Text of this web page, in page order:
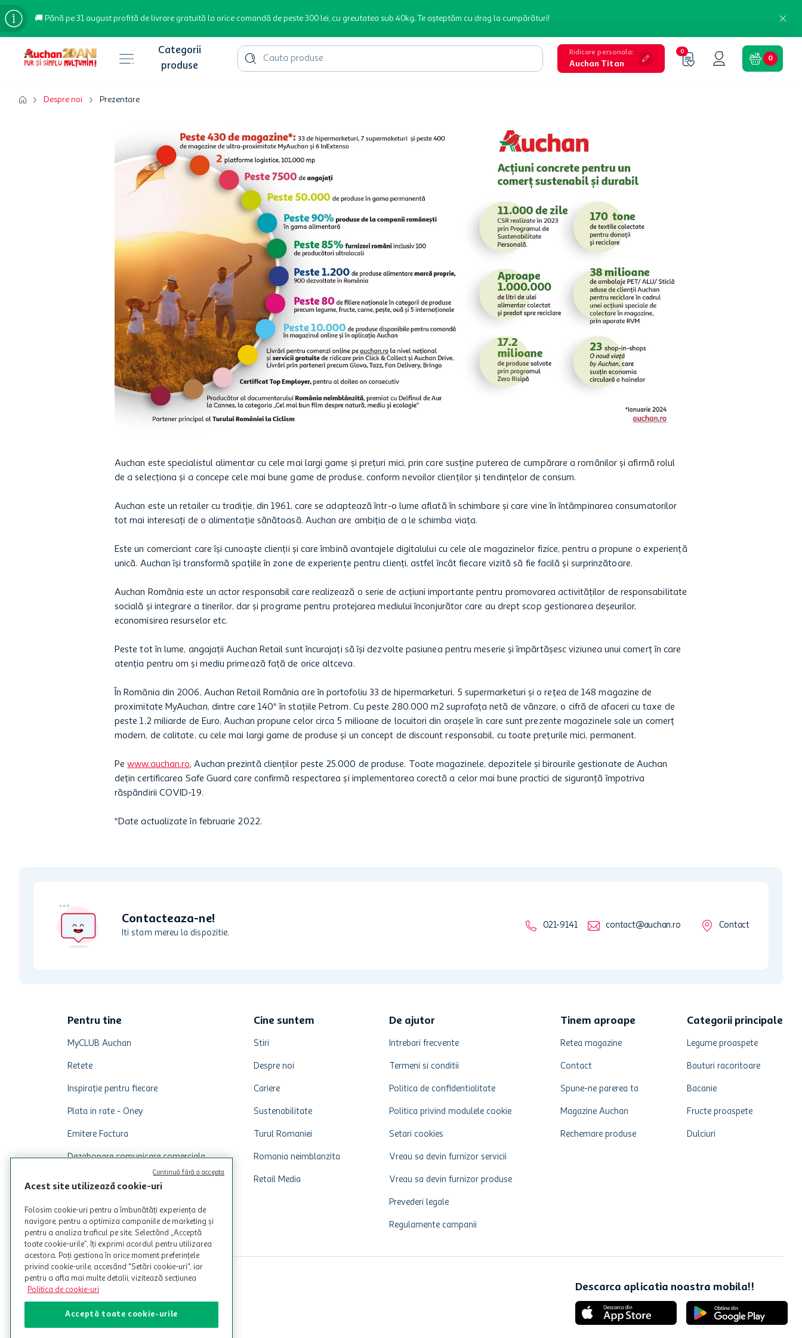
🚚 Până pe 31 august profită de livrare gratuită la orice comandă de peste 300 lei, cu greutatea sub 40kg. Te așteptăm cu drag la cumpărături!
Cauta produse
inghetata
apa plata
ciocolata
lapte
Ridicare personala:
Auchan Titan
0
0
Despre noi Prezentare
Auchan este specialistul alimentar cu cele mai largi game și prețuri mici, prin care susține puterea de cumpărare a românilor și afirmă rolul
de a selecționa și a concepe cele mai bune game de produse, conform nevoilor clienților și tendințelor de consum.
Auchan este un retailer cu tradiție, din 1961, care se adaptează într-o lume aflată în schimbare și care vine în întâmpinarea consumatorilor
tot mai interesați de o alimentație sănătoasă. Auchan are ambiția de a le schimba viața.
Este un comerciant care își cunoaște clienții și care îmbină avantajele digitalului cu cele ale magazinelor fizice, pentru a propune o experiență
unică. Auchan își transformă spațiile în zone de experiențe pentru clienți, astfel încât fiecare vizită să fie facilă și surprinzătoare.
Auchan România este un actor responsabil care realizează o serie de acțiuni importante pentru promovarea activităților de responsabilitate
socială şi integrare a tinerilor, dar şi programe pentru protejarea mediului înconjurător care au drept scop gestionarea deşeurilor,
economisirea resurselor etc.
Peste tot în lume, angajații Auchan Retail sunt încurajați să își dezvolte pasiunea pentru meserie și împărtășesc viziunea unui comerț în care
atenția pentru om și mediu primează față de orice altceva.
În România din 2006, Auchan Retail România are în portofoliu 33 de hipermarketuri, 5 supermarketuri și o rețea de 148 magazine de
proximitate MyAuchan, dintre care 140* în stațiile Petrom. Cu peste 280.000 m2 suprafaţa netă de vânzare, o cifră de afaceri cu taxe de
peste 1,2 miliarde de Euro, Auchan propune celor circa 5 milioane de locuitori din orașele în care sunt prezente magazinele sale un comerţ
modern, de calitate, cu cele mai largi game de produse şi un concept de discount responsabil, cu toate preţurile mici, permanent.
Pewww.auchan.ro, Auchan prezintă clienților peste 25.000 de produse. Toate magazinele, depozitele și birourile gestionate de Auchan
dețin certificarea Safe Guard care confirmă respectarea și implementarea corectă a celor mai bune practici de siguranță împotriva
răspândirii COVID-19.
*Date actualizate în februarie 2022.
Contacteaza-ne!
Iti stam mereu la dispozitie.
021-9141 contact@auchan.ro Contact
Pentru tine
MyCLUB Auchan
Retete
Inspirație pentru fiecare
Plata in rate - Oney
Emitere Factura
Dezabonare comunicare comerciala
Cine suntem
Stiri
Despre noi
Cariere
Sustenabilitate
Turul Romaniei
Romania neimblanzita
Retail Media
De ajutor
Intrebari frecvente
Termeni si conditii
Politica de confidentialitate
Politica privind modulele cookie
Setari cookies
Vreau sa devin furnizor servicii
Vreau sa devin furnizor produse
Prevederi legale
Regulamente campanii
Tinem aproape
Retea magazine
Contact
Spune-ne parerea ta
Magazine Auchan
Rechemare produse
Categorii principale
Legume proaspete
Bauturi racoritoare
Bacanie
Fructe proaspete
Dulciuri
Descarca aplicatia noastra mobila!!
Acest site utilizează cookie-uri
Folosim cookie-uri pentru a îmbunătăți experiența de
navigare, pentru a optimiza campaniile de marketing și
pentru a analiza traficul pe site. Selectând „Acceptă
toate cookie-urile”, îți exprimi acordul pentru utilizarea
acestora. Poți gestiona în orice moment preferințele
privind cookie-urile, accesând "Setări cookie-uri", iar
pentru a afla mai multe detalii, vizitează secțiunea
Politica de cookie-uri
Acceptă toate cookie-urile
Continuă fără a accepta